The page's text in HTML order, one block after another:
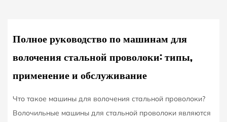
Полное руководство по машинам для
волочения стальной проволоки: типы,
применение и обслуживание
Что такое машины для волочения стальной проволоки?
Волочильные машины для стальной проволоки являются